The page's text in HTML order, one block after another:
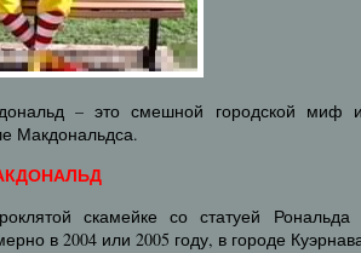
– это смешной городской миф
Макдональдса.
скамейке со статуей Рональда
в 2004 или 2005 году, в городе